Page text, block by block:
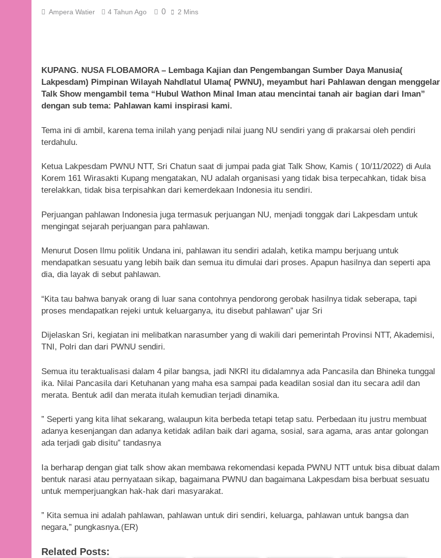
Ampera Watier 4 Tahun Ago 0 2 Mins
KUPANG. NUSA FLOBAMORA – Lembaga Kajian dan Pengembangan Sumber Daya Manusia(
Lakpesdam) Pimpinan Wilayah Nahdlatul Ulama( PWNU), meyambut hari Pahlawan dengan menggelar
Talk Show mengambil tema “Hubul Wathon Minal Iman atau mencintai tanah air bagian dari Iman”
dengan sub tema: Pahlawan kami inspirasi kami.
Tema ini di ambil, karena tema inilah yang penjadi nilai juang NU sendiri yang di prakarsai oleh pendiri
terdahulu.
Ketua Lakpesdam PWNU NTT, Sri Chatun saat di jumpai pada giat Talk Show, Kamis ( 10/11/2022) di Aula
Korem 161 Wirasakti Kupang mengatakan, NU adalah organisasi yang tidak bisa terpecahkan, tidak bisa
terelakkan, tidak bisa terpisahkan dari kemerdekaan Indonesia itu sendiri.
Perjuangan pahlawan Indonesia juga termasuk perjuangan NU, menjadi tonggak dari Lakpesdam untuk
mengingat sejarah perjuangan para pahlawan.
Menurut Dosen Ilmu politik Undana ini, pahlawan itu sendiri adalah, ketika mampu berjuang untuk
mendapatkan sesuatu yang lebih baik dan semua itu dimulai dari proses. Apapun hasilnya dan seperti apa
dia, dia layak di sebut pahlawan.
“Kita tau bahwa banyak orang di luar sana contohnya pendorong gerobak hasilnya tidak seberapa, tapi
proses mendapatkan rejeki untuk keluarganya, itu disebut pahlawan” ujar Sri
Dijelaskan Sri, kegiatan ini melibatkan narasumber yang di wakili dari pemerintah Provinsi NTT, Akademisi,
TNI, Polri dan dari PWNU sendiri.
Semua itu teraktualisasi dalam 4 pilar bangsa, jadi NKRI itu didalamnya ada Pancasila dan Bhineka tunggal
ika. Nilai Pancasila dari Ketuhanan yang maha esa sampai pada keadilan sosial dan itu secara adil dan
merata. Bentuk adil dan merata itulah kemudian terjadi dinamika.
” Seperti yang kita lihat sekarang, walaupun kita berbeda tetapi tetap satu. Perbedaan itu justru membuat
adanya kesenjangan dan adanya ketidak adilan baik dari agama, sosial, sara agama, aras antar golongan
ada terjadi gab disitu” tandasnya
Ia berharap dengan giat talk show akan membawa rekomendasi kepada PWNU NTT untuk bisa dibuat dalam
bentuk narasi atau pernyataan sikap, bagaimana PWNU dan bagaimana Lakpesdam bisa berbuat sesuatu
untuk memperjuangkan hak-hak dari masyarakat.
” Kita semua ini adalah pahlawan, pahlawan untuk diri sendiri, keluarga, pahlawan untuk bangsa dan
negara,” pungkasnya.(ER)
Related Posts: